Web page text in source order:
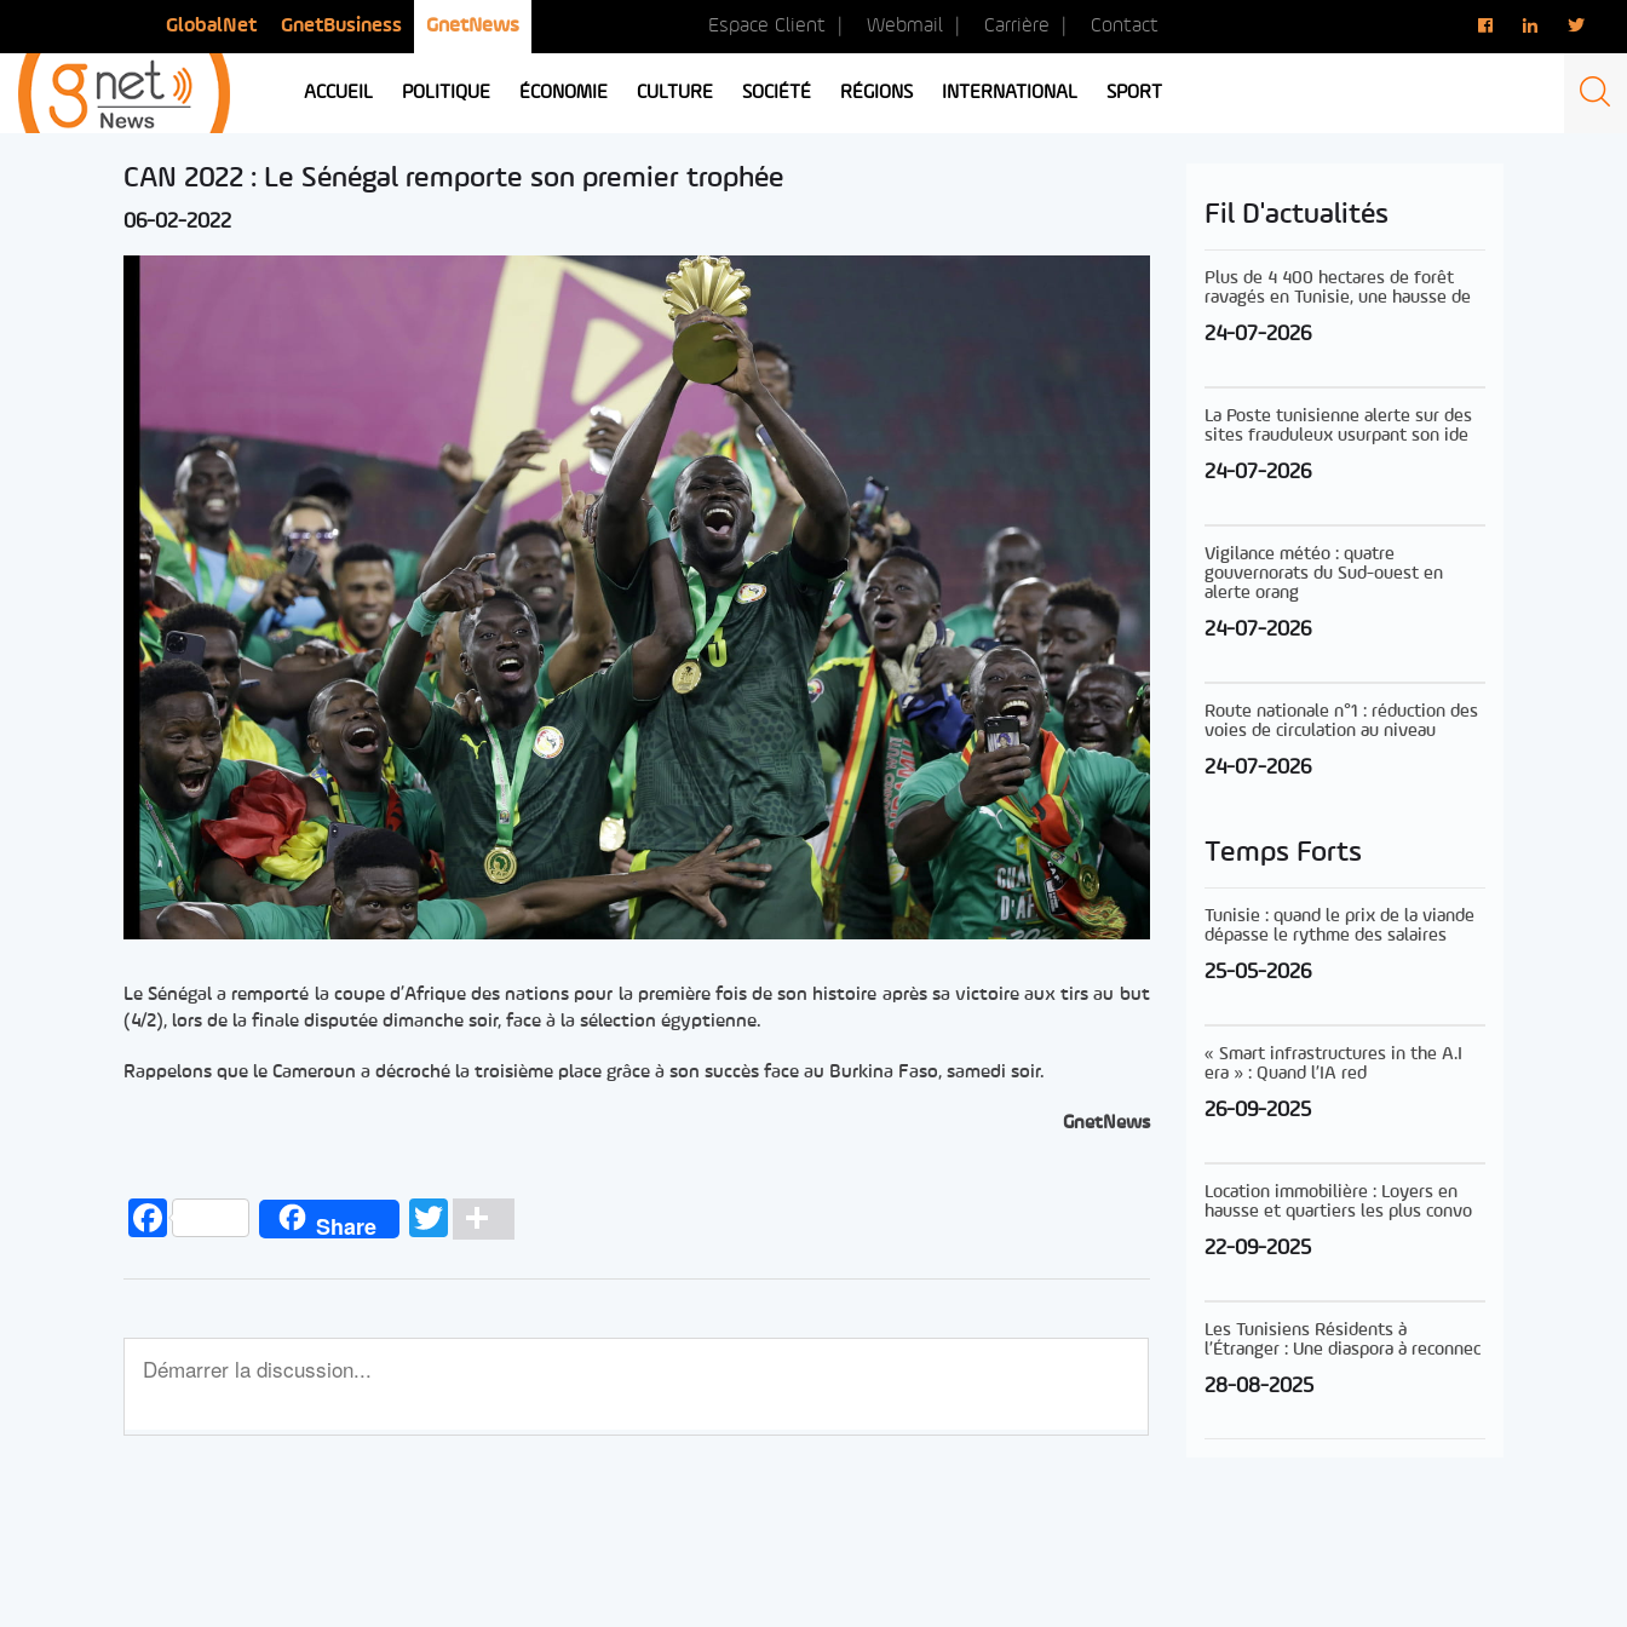
GlobalNet GnetBusiness GnetNews Espace Client Webmail Carrière Contact
ACCUEIL POLITIQUE ÉCONOMIE CULTURE SOCIÉTÉ RÉGIONS INTERNATIONAL SPORT
CAN 2022 : Le Sénégal remporte son premier trophée
06-02-2022
Le Sénégal a remporté la coupe d’Afrique des nations pour la première fois de son histoire après sa victoire aux tirs au but
(4/2), lors de la finale disputée dimanche soir, face à la sélection égyptienne.
Rappelons que le Cameroun a décroché la troisième place grâce à son succès face au Burkina Faso, samedi soir.
GnetNews
FacebookShare Twitter
Fil D'actualités
Plus de 4 400 hectares de forêt
ravagés en Tunisie, une hausse de
24-07-2026
La Poste tunisienne alerte sur des
sites frauduleux usurpant son ide
24-07-2026
Vigilance météo : quatre
gouvernorats du Sud-ouest en
alerte orang
24-07-2026
Route nationale n°1 : réduction des
voies de circulation au niveau
24-07-2026
Temps Forts
Tunisie : quand le prix de la viande
dépasse le rythme des salaires
25-05-2026
« Smart infrastructures in the A.I
era » : Quand l’IA red
26-09-2025
Location immobilière : Loyers en
hausse et quartiers les plus convo
22-09-2025
Les Tunisiens Résidents à
l’Étranger : Une diaspora à reconnec
28-08-2025